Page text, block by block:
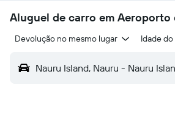
Aluguel de carro em Aeroporto
Devolução no mesmo lugar Idade
Nauru Island, Nauru - Nauru